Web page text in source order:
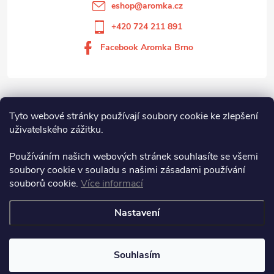
Tyto webové stránky používají soubory cookie ke zlepšení
uživatelského zážitku.
Používáním našich webových stránek souhlasíte se všemi
soubory cookie v souladu s našimi zásadami používání
souborů cookie. Více informací
Nastavení
Souhlasím
Vše o nákupu
Aromka Brno s.r.o
eshop@aromka.cz
+420 724 211 891
Facebook Aromka Brno
Copyright 2026Aromka Brno. Všechna práva vyhrazena.